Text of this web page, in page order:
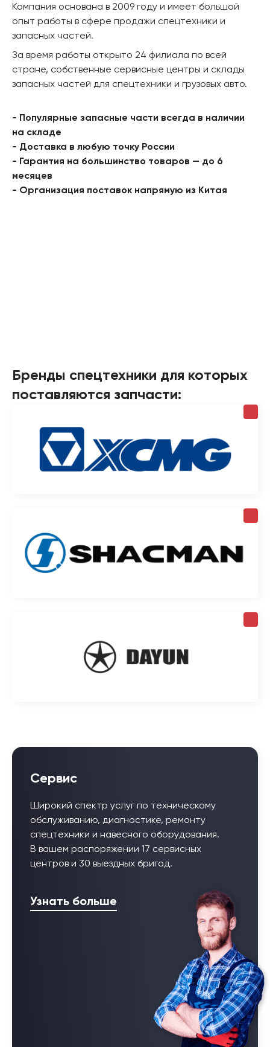
Компания основана в 2009 году и имеет большой
опыт работы в сфере продажи спецтехники и
запасных частей.
За время работы открыто 24 филиала по всей
стране, собственные сервисные центры и склады
запасных частей для спецтехники и грузовых авто.
- Популярные запасные части всегда в наличии
на складе
- Доставка в любую точку России
- Гарантия на большинство товаров — до 6
месяцев
- Организация поставок напрямую из Китая
Бренды спецтехники для которых
поставляются запчасти:
Сервис
Широкий спектр услуг по техническому
обслуживанию, диагностике, ремонту
спецтехники и навесного оборудования.
В вашем распоряжении 17 сервисных
центров и 30 выездных бригад.
Узнать больше